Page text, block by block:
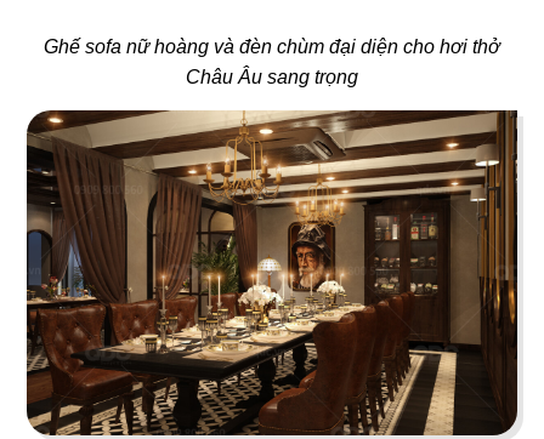
Ghế sofa nữ hoàng và đèn chùm đại diện cho hơi thở
Châu Âu sang trọng
55
Dessert & Bistro Cafe
56
Nhà hàng Hàn Quốc
57
SHP GOURMET
Trường đào tạo F&B
58
SEVEN CAFE
Cafe Nhật Bản